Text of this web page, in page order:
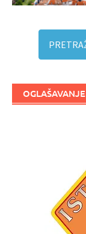
OGLAŠAVANJE